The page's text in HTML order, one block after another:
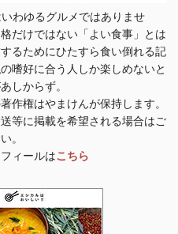
わゆるグルメではありませ
だけではない「よい食事」とは
るためにひたすら食い倒れる記
嗜好に合う人しか楽しめないと
しからず。
作権はやまけんが保持します。
等に掲載を希望される場合はご
。
ィールはこちら